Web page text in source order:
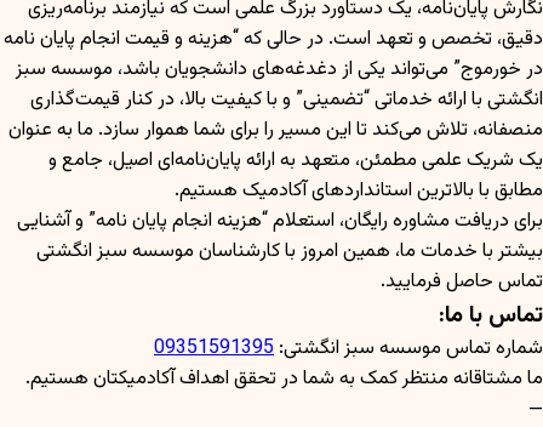
نگارش پایان‌نامه، یک دستاورد بزرگ علمی است که نیازمند برنامه‌ریزی
دقیق، تخصص و تعهد است. در حالی که “هزینه و قیمت انجام پایان نامه
در خورموج” می‌تواند یکی از دغدغه‌های دانشجویان باشد، موسسه سبز
انگشتی با ارائه خدماتی “تضمینی” و با کیفیت بالا، در کنار قیمت‌گذاری
منصفانه، تلاش می‌کند تا این مسیر را برای شما هموار سازد. ما به عنوان
یک شریک علمی مطمئن، متعهد به ارائه پایان‌نامه‌ای اصیل، جامع و
مطابق با بالاترین استانداردهای آکادمیک هستیم.
برای دریافت مشاوره رایگان، استعلام “هزینه انجام پایان نامه” و آشنایی
بیشتر با خدمات ما، همین امروز با کارشناسان موسسه سبز انگشتی
تماس حاصل فرمایید.
تماس با ما:
شماره تماس موسسه سبز انگشتی: 09351591395
ما مشتاقانه منتظر کمک به شما در تحقق اهداف آکادمیکتان هستیم.
—